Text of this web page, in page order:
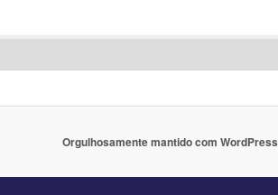
Orgulhosamente mantido com WordPress